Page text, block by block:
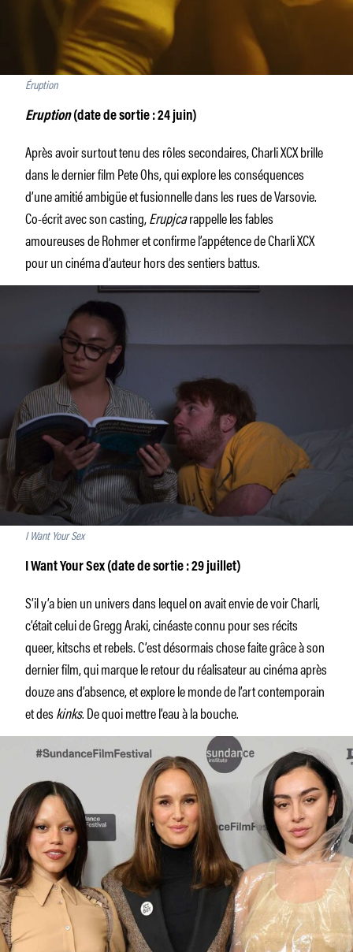
Éruption
Eruption(date de sortie : 24 juin)
Après avoir surtout tenu des rôles secondaires, Charli XCX brille
dans le dernier film Pete Ohs, qui explore les conséquences
d’une amitié ambigüe et fusionnelle dans les rues de Varsovie.
Co-écrit avec son casting,Erupjcarappelle les fables
amoureuses de Rohmer et confirme l’appétence de Charli XCX
pour un cinéma d’auteur hors des sentiers battus.
I Want Your Sex
I Want Your Sex (date de sortie : 29 juillet)
S’il y’a bien un univers dans lequel on avait envie de voir Charli,
c’était celui de Gregg Araki, cinéaste connu pour ses récits
queer, kitschs et rebels. C’est désormais chose faite grâce à son
dernier film, qui marque le retour du réalisateur au cinéma après
douze ans d’absence, et explore le monde de l’art contemporain
et deskinks. De quoi mettre l’eau à la bouche.